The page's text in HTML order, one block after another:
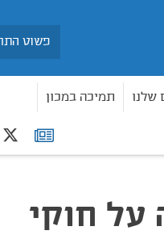
שלנו תמיכה במכון
תפוצה
על חוקי